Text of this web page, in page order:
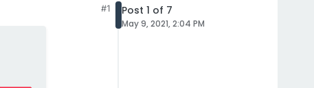
#1 Post 1 of 7
May 9, 2021, 2:04 PM